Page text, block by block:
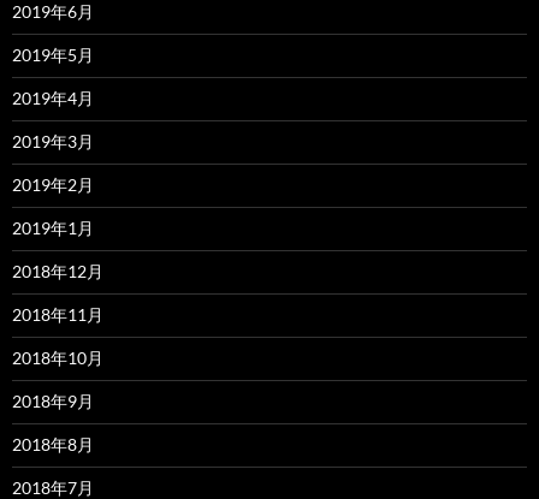
2019年6月
2019年5月
2019年4月
2019年3月
2019年2月
2019年1月
2018年12月
2018年11月
2018年10月
2018年9月
2018年8月
2018年7月